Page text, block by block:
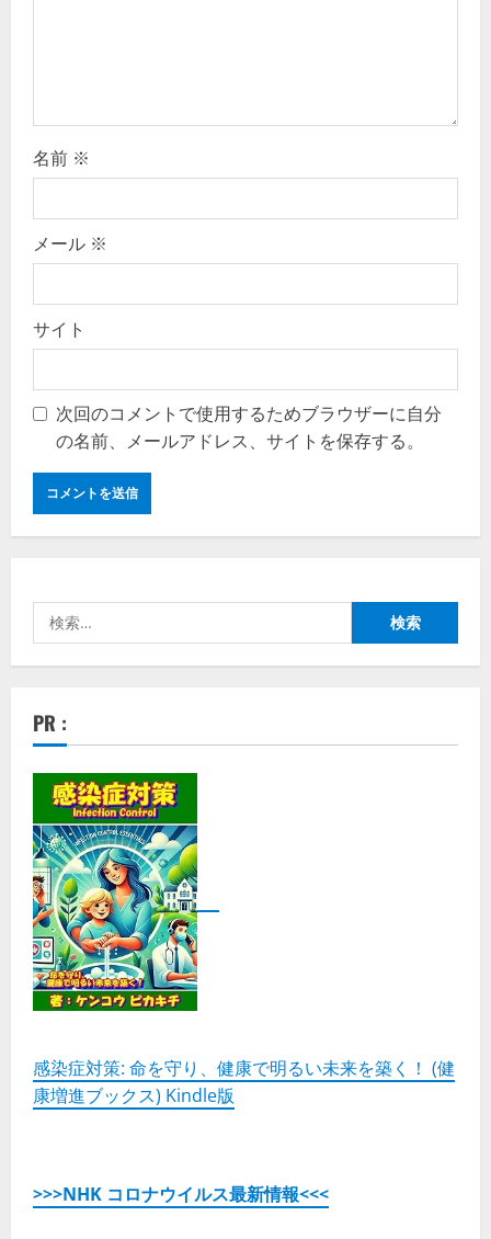
名前 ※
メール ※
サイト
次回のコメントで使用するためブラウザーに自分
の名前、メールアドレス、サイトを保存する。
索:
PR :
感染症対策: 命を守り、健康で明るい未来を築く！ (健
康増進ブックス) Kindle版
>>>NHK コロナウイルス最新情報<<<